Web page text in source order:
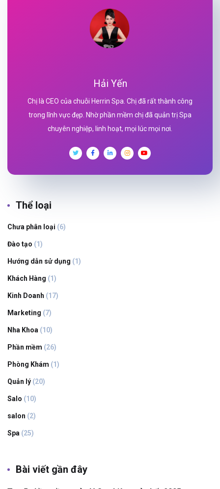
Hải Yến
Chị là CEO của chuỗi Herrin Spa. Chị đã rất thành công
trong lĩnh vực đẹp. Nhờ phần mềm chị đã quản trị Spa
chuyên nghiệp, linh hoạt, mọi lúc mọi nơi.
Thể loại
Chưa phân loại (6)
Đào tạo (1)
Hướng dẫn sử dụng (1)
Khách Hàng (1)
Kinh Doanh (17)
Marketing (7)
Nha Khoa (10)
Phần mềm (26)
Phòng Khám (1)
Quản lý (20)
Salo (10)
salon (2)
Spa (25)
Bài viết gần đây